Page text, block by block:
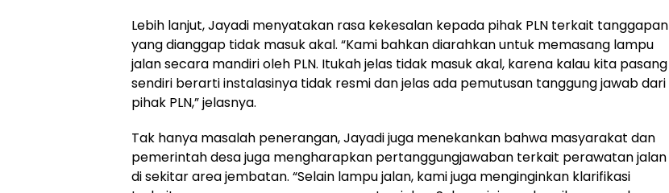
Lebih lanjut, Jayadi menyatakan rasa kekesalan kepada pihak PLN terkait tanggapan
yang dianggap tidak masuk akal. “Kami bahkan diarahkan untuk memasang lampu
jalan secara mandiri oleh PLN. Itukah jelas tidak masuk akal, karena kalau kita pasang
sendiri berarti instalasinya tidak resmi dan jelas ada pemutusan tanggung jawab dari
pihak PLN,” jelasnya.
Tak hanya masalah penerangan, Jayadi juga menekankan bahwa masyarakat dan
pemerintah desa juga mengharapkan pertanggungjawaban terkait perawatan jalan
di sekitar area jembatan. “Selain lampu jalan, kami juga menginginkan klarifikasi